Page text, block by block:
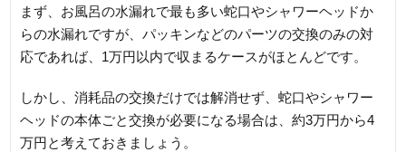
まず、お風呂の水漏れで最も多い蛇口やシャワーヘッドか
らの水漏れですが、パッキンなどのパーツの交換のみの対
応であれば、1万円以内で収まるケースがほとんどです。
しかし、消耗品の交換だけでは解消せず、蛇口やシャワー
ヘッドの本体ごと交換が必要になる場合は、約3万円から4
万円と考えておきましょう。